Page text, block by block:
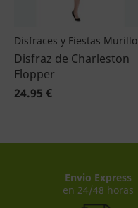
Disfraces y Fiestas Murillo
Disfraz de Charleston
Flopper
24.95 €
Envio Express
en 24/48 horas